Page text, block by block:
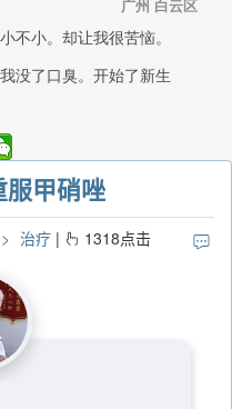
甲硝唑
治疗 1318点击